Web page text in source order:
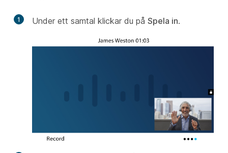
1 Under ett samtal klickar du på Spela in.